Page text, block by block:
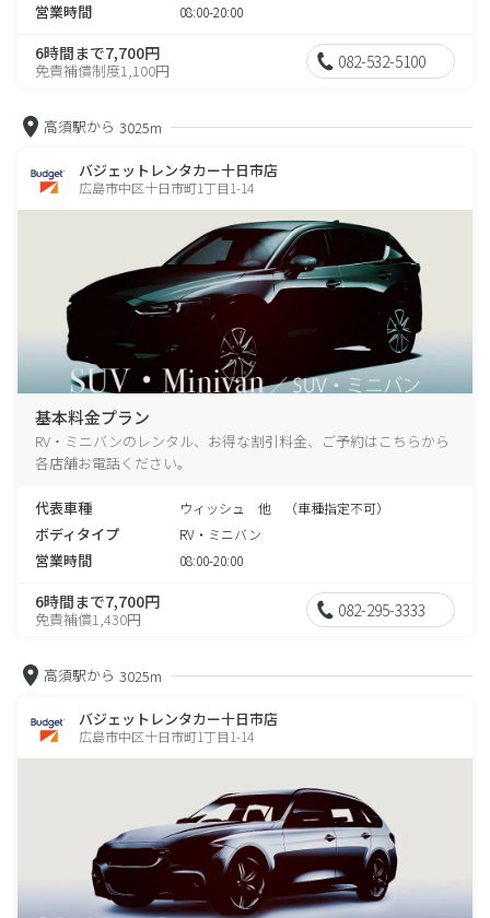
営業時間 08:00-20:00
6時間まで7,700円
免責補償制度1,100円 082-532-5100
高須駅から 3025m
バジェットレンタカー十日市店
広島市中区十日市町1丁目1-14
基本料金プラン
RV・ミニバンのレンタル、お得な割引料金、ご予約はこちらから
各店舗お電話ください。
代表車種 ウィッシュ 他 （車種指定不可）
ボディタイプ RV・ミニバン
営業時間 08:00-20:00
6時間まで7,700円
免責補償1,430円 082-295-3333
高須駅から 3025m
バジェットレンタカー十日市店
広島市中区十日市町1丁目1-14